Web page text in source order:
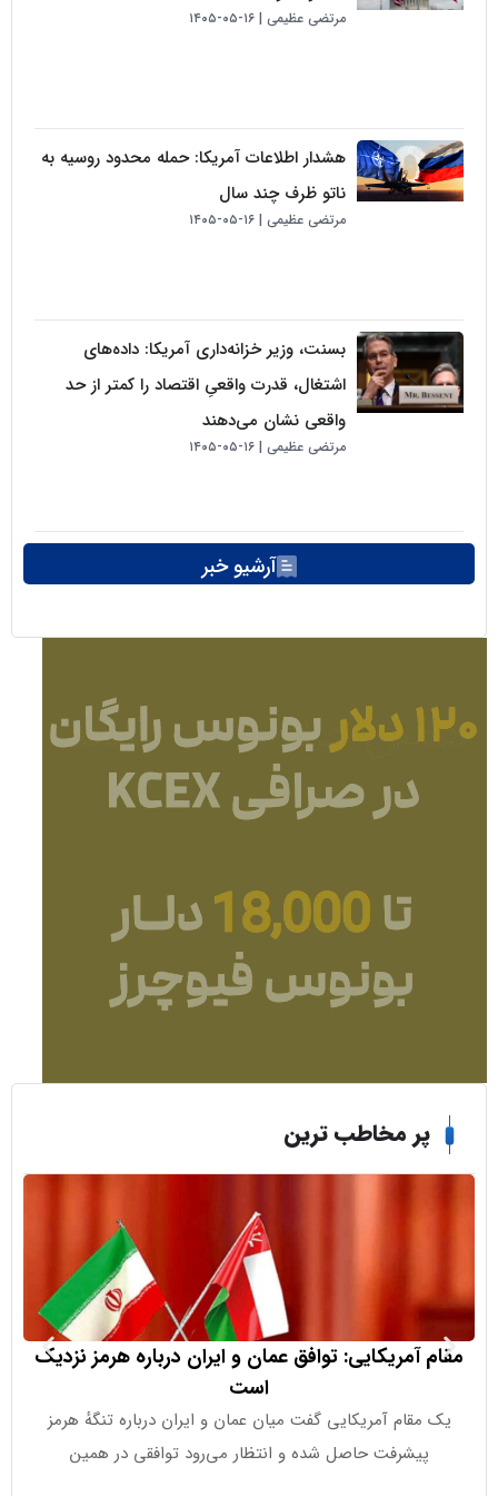
مرتضی عظیمی ۱۶-۰۵-۱۴۰۵
هشدار اطلاعات آمریکا: حمله محدود روسیه به
ناتو ظرف چند سال
مرتضی عظیمی ۱۶-۰۵-۱۴۰۵
بسنت، وزیر خزانه‌داری آمریکا: داده‌های
اشتغال، قدرت واقعیِ اقتصاد را کمتر از حد
واقعی نشان می‌دهند
مرتضی عظیمی ۱۶-۰۵-۱۴۰۵
آرشیو خبر
پر مخاطب ترین
آمریکایی: توافق عمان و ایران درباره هرمز نزدیک
آمریکایی گفت میان عمان و ایران درباره تنگهٔ هرمز
پیشرفت حاصل شده و انتظار می‌رود توافقی در همین
پزشکیان،
متوقف شود،